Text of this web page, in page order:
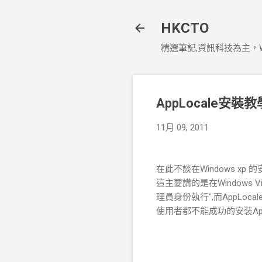
HKCTO
精選筆記,資訊科技為主，
AppLocale安裝教
11月 09, 2011
在此不談在Windows xp 的
這主要講的是在Windows
理員身份執行",而
使用者都不能成功的安裝